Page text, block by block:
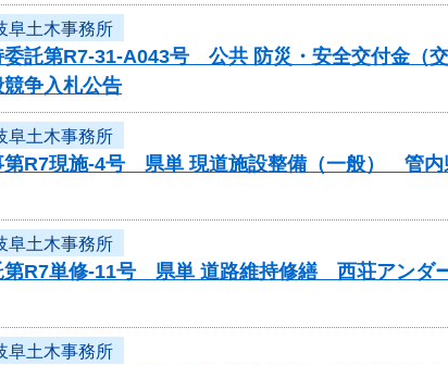
阜土木事務所
委託第R7-31-A043号 公共 防災・安全交付金
争入札公告
阜土木事務所
第R7現施-4号 県単 現道施設整備（一般） 管
阜土木事務所
第R7単修-11号 県単 道路維持修繕 西荘アン
阜土木事務所